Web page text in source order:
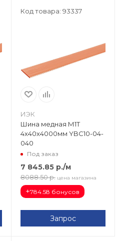
Код товара: 93337
ИЭК
Шина медная М1Т
4х40х4000мм YBC10-04-
040
Под заказ
7 845.85р./м
8088.50 р. цена магазина
+784.58 бонусов
Запрос